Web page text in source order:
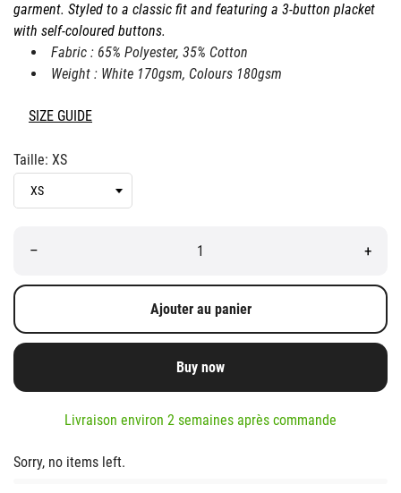
garment. Styled to a classic fit and featuring a 3-button placket
with self-coloured buttons.
Fabric : 65% Polyester, 35% Cotton
Weight : White 170gsm, Colours 180gsm
SIZE GUIDE
Taille: XS
– +
Ajouter au panier
Buy now
Livraison environ 2 semaines après commande
Sorry, no items left.